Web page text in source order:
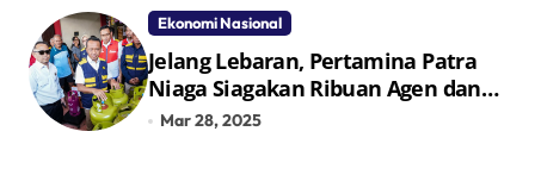
Ekonomi Nasional
Jelang Lebaran, Pertamina Patra
Niaga Siagakan Ribuan Agen dan
Pangkalan LPG 3 Kg
Mar 28, 2025